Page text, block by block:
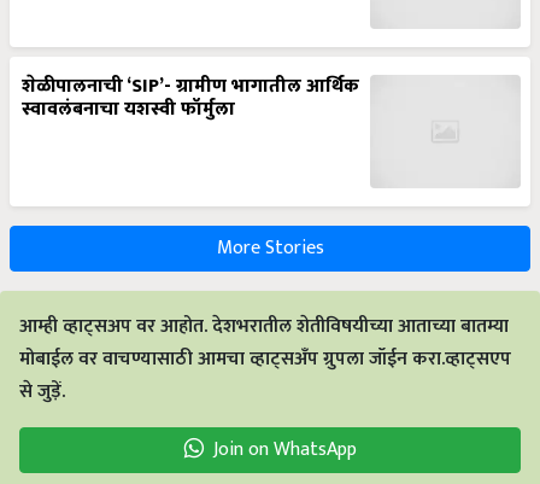
शेळीपालनाची ‘SIP’- ग्रामीण भागातील आर्थिक
स्वावलंबनाचा यशस्वी फॉर्मुला
More Stories
आम्ही व्हाट्सअप वर आहोत. देशभरातील शेतीविषयीच्या आताच्या बातम्या
मोबाईल वर वाचण्यासाठी आमचा व्हाट्सअँप ग्रुपला जॉईन करा.व्हाट्सएप
से जुड़ें.
Join on WhatsApp